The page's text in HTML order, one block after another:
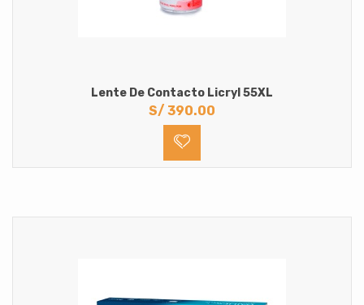
Lente De Contacto Licryl 55XL
S/ 390.00